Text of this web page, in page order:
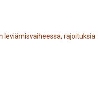
leviämisvaiheessa, rajoituksia